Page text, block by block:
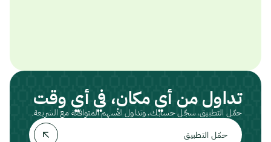
تداول من أي مكان، في أي وقت
حمّل التطبيق، سجّل حسابك، وتداول الأسهم المتوافقة مع الشريعة.
حمّل التطبيق